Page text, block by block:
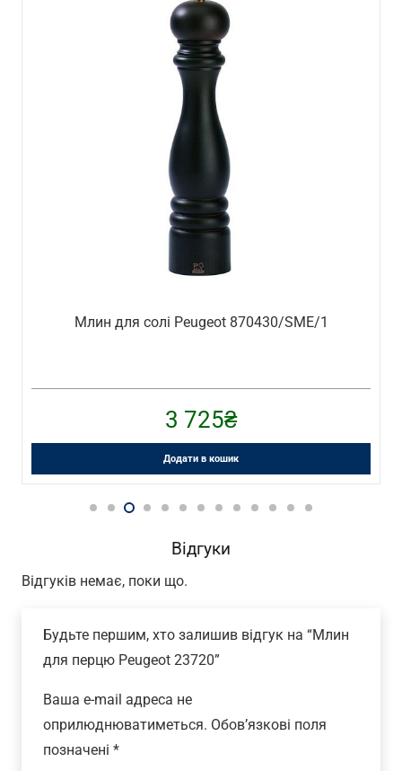
Млин для солі Peugeot 870430/SME/1
3 725₴
Додати в кошик
Відгуки
Відгуків немає, поки що.
Будьте першим, хто залишив відгук на “Млин
для перцю Peugeot 23720”
Ваша e-mail адреса не
оприлюднюватиметься. Обов’язкові поля
позначені *